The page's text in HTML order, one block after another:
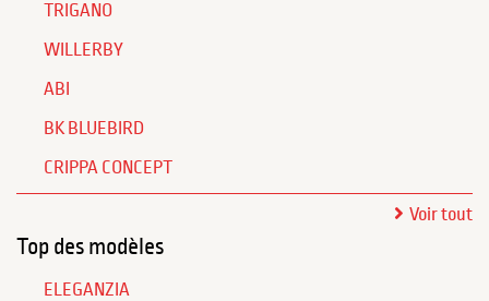
TRIGANO
WILLERBY
ABI
BK BLUEBIRD
CRIPPA CONCEPT
Voir tout
Top des modèles
ELEGANZIA